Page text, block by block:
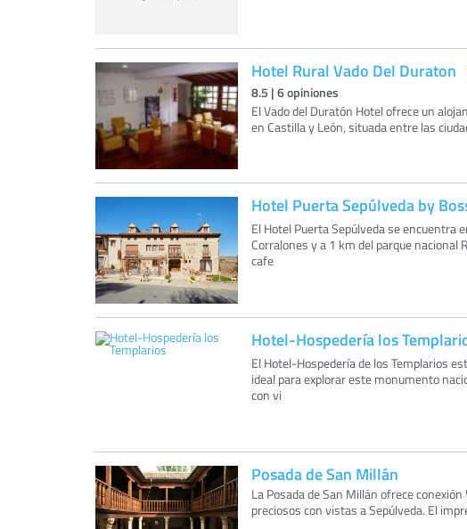
Hotel Rural Vado Del Duraton
8.5 | 6opiniones
El Vado del Duratón Hotel ofrece un
en Castilla y León, situada entre las
Hotel Puerta Sepúlveda by
El Hotel Puerta Sepúlveda se encuentra
Corralones y a 1 km del parque nacional
cafe
Hotel-Hospedería los
El Hotel-Hospedería de los Templarios
ideal para explorar este monumento
con vi
Posada de San Millán
La Posada de San Millán ofrece
preciosos con vistas a Sepúlveda. El